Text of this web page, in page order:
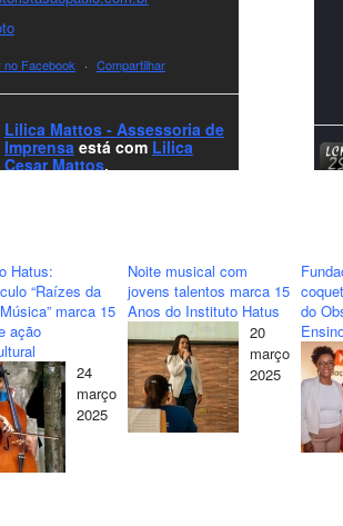
no Facebook · Compartilhar
Lilica Mattos - Assessoria de
Imprensa está com Lilica
Cesar Mattos.
para todos clientes, jornalistas e
que sempre nos acompanham!🎄✨
#natal
#felizanonovo
no Facebook
Hatus:
“Raízes da
marca 15
ação
24
março
2025
Noite musical com
jovens talentos marca 15
Anos do Instituto Hatus
20
março
2025
do